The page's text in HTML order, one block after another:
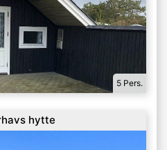
5 Pers.
hytte